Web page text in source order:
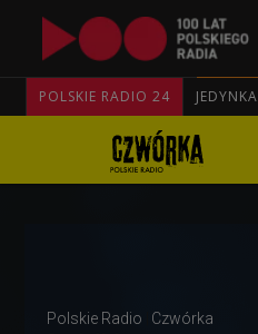
POLSKIE RADIO 24 JEDYNKA
Polskie Radio
Czwórka